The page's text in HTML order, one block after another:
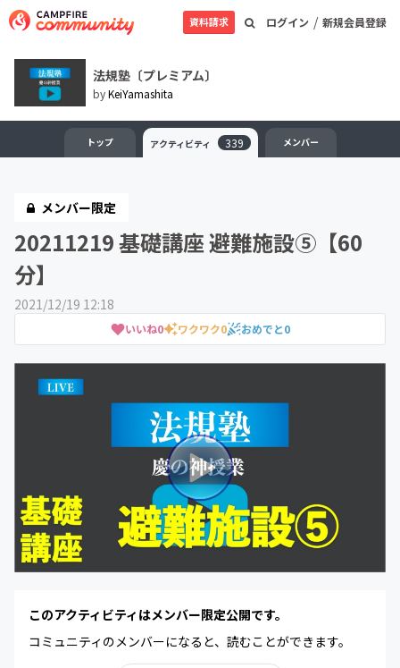
ログイン / 新規会員登録
資料請求
法規塾〔プレミアム〕
byKeiYamashita
トップ アクティビティ 339 メンバー
メンバー限定
20211219 基礎講座 避難施設⑤【60
分】
2021/12/19 12:18
いいね0 ワクワク0 おめでと0
このアクティビティはメンバー限定公開です。
コミュニティのメンバーになると、読むことができます。